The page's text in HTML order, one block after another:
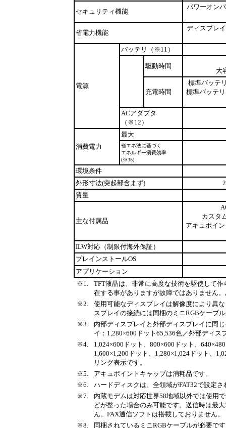
セキュリティ機能
パワーオン
省電力機能
ディスプレ
電源
バッテリ（※11）
駆動時間
大
充電時間
標準バッテ
標準バッテ
ACアダプタ
（※12）
消費電力
最大
省エネ法に基づく
エネルギー消費効率
(※35)
環境条件
外形寸法(突起部含まず)
質量
主な付属品
カスタ
アキュポイ
ILW対応（制限付海外保証）
プレインストールOS
アプリケーション
※1.
TFT液晶は、非常に高度な技術を駆使して
在する事がありますが故障ではありません
※2.
使用可能なディスプレイは解像度により異
スプレイの接続には同梱のミニRGBケーブ
※3.
内部ディスプレイと外部ディスプレイに同
イ：1,280×600ドット65,536色／外部ディス
※4.
1,024×600ドット、800×600ドット、
1,600×1,200ドット、1,280×1,024ドット、
リング表示です。
※5.
アキュポイントキャップは消耗品です。
※6.
ハードディスクは、全領域がFAT32で設定
※7.
内蔵モデムは対応世界58地域以外では使用
どが整った場合のみ可能です。送信時は最
ん。FAX通信ソフトは搭載しておりません。
※8.
同梱されているミニRGBケーブルが必要で